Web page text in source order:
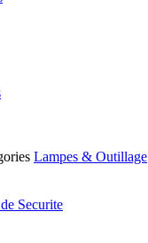
Lampes & Outillage
Securite